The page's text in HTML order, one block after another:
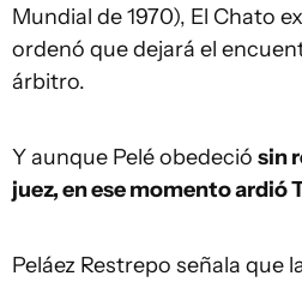
Mundial de 1970), El Chato
ordenó que dejará el
árbitro.
Y aunque Pelé obedeció sin
juez, en ese momento ardió
Peláez Restrepo señala que